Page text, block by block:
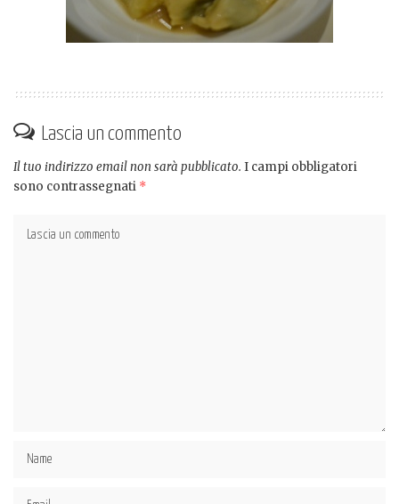
Lascia un commento
Il tuo indirizzo email non sarà pubblicato. I campi obbligatori
sono contrassegnati *